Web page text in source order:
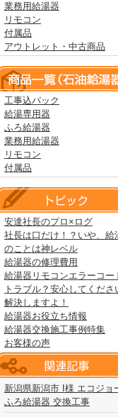
業務用給湯器
リモコン
付属品
アウトレット・中古商品
工事込パック
給湯専用器
ふろ給湯器
業務用給湯器
リモコン
付属品
安達社長のプロ×ログ
社長は口だけ！？いや、給
のことは神レベル
給湯器の修理費用
給湯器リモコンエラーコー
トラブル？安心してくださ
解決しますよ！
給湯器お役立ち情報
給湯器交換施工事例特集
お客様の声
新潟県新潟市 I様 エコジョ
ふろ給湯器 交換工事